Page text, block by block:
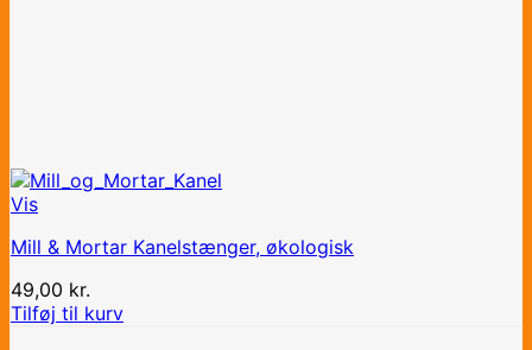
Vis
Mill & Mortar Kanelstænger, økologisk
49,00 kr.
Tilføj til kurv